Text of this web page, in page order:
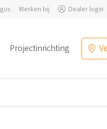
Werken bij Dealer login
Projectinrichting